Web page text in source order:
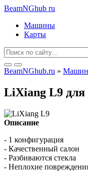
BeamNGhub ru
Машины
Карты
BeamNGhub.ru »
LiXiang L9 для
Описание
- 1 конфигурация
- Качественный салон
- Разбиваются стекла
- Неплохие